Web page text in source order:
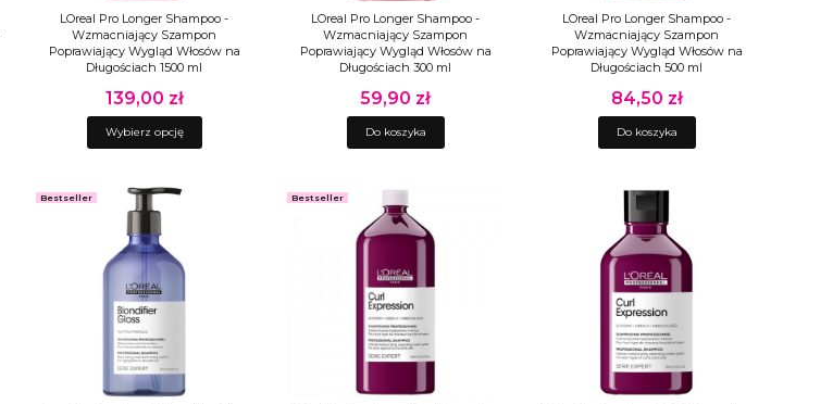
LOreal Pro Longer Shampoo -
Wzmacniający Szampon
Poprawiający Wygląd Włosów na
Długościach 1500 ml
Cena
139,00 zł
Wybierz opcję
LOreal Pro Longer Shampoo -
Wzmacniający Szampon
Poprawiający Wygląd Włosów na
Długościach 300 ml
Cena
59,90 zł
Do koszyka
LOreal Pro Longer Shampoo -
Wzmacniający Szampon
Poprawiający Wygląd Włosów na
Długościach 500 ml
Cena
84,50 zł
Do koszyka
Bestseller Bestseller